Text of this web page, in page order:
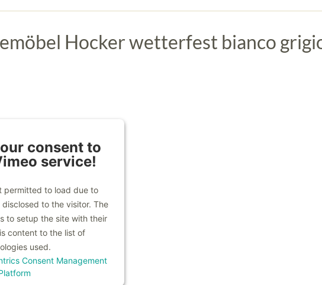
Hocker wetterfest bianco
consent to
service!
permitted to load due to
to the visitor. The
to setup the site with their
content to the list of
used.
Consent Management